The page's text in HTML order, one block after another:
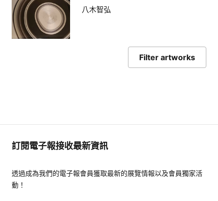
八木智弘
Filter artworks
訂閱電子報接收最新資訊
透過成為我們的電子報會員獲取最新的展覽情報以及會員獨家活
動！